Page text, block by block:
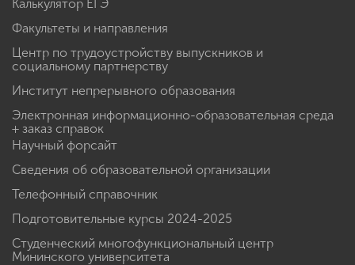
Калькулятор ЕГЭ
Факультеты и направления
Центр по трудоустройству выпускников и
социальному партнерству
Институт непрерывного образования
Электронная информационно-образовательная среда
+ заказ справок
Научный форсайт
Сведения об образовательной организации
Телефонный справочник
Подготовительные курсы 2024-2025
Студенческий многофункциональный центр
Мининского университета